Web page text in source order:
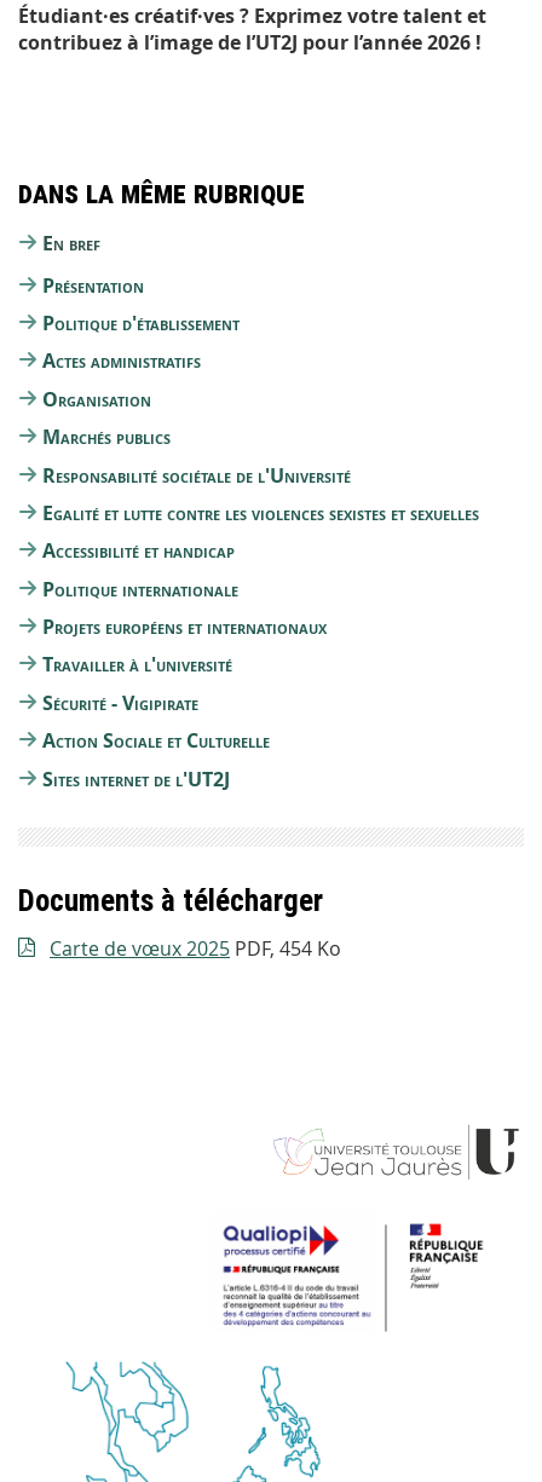
Étudiant·es créatif·ves ? Exprimez votre talent et
contribuez à l’image de l’UT2J pour l’année 2026 !
Dans la même rubrique
En bref
Présentation
Politique d'établissement
Actes administratifs
Organisation
Marchés publics
Responsabilité sociétale de l'Université
Egalité et lutte contre les violences sexistes et sexuelles
Accessibilité et handicap
Politique internationale
Projets européens et internationaux
Travailler à l'université
Sécurité - Vigipirate
Action Sociale et Culturelle
Sites internet de l'UT2J
Documents à télécharger
Carte de vœux 2025 PDF, 454 Ko